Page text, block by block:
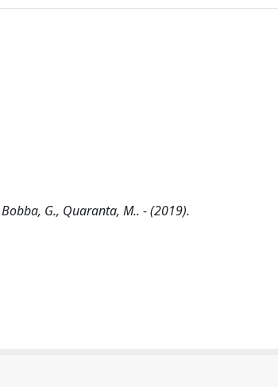
G., Quaranta, M.. - (2019).